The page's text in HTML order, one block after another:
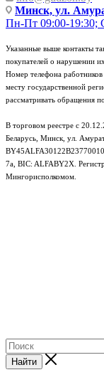
Минск, ул.
Пн-Пт 09:00-19:30;
Указанные выше контакты
покупателей о нарушении
Номер телефона
месту государственной
рассматривать обращения
В торговом реестре с
Беларусь, Минск, ул.
7а, BIC: ALFABY2X.
Мингорисполкомом.
Найти